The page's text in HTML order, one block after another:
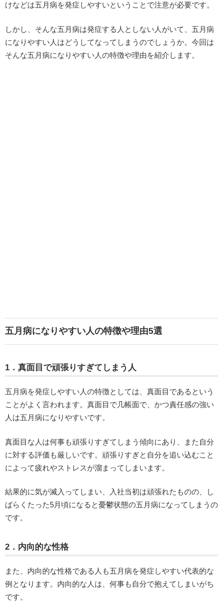
けなどは五月病を発症しやすいということで注意が必要です。
しかし、そんな五月病は発症する人としない人がいて、五月病
になりやすい人はどうしてなってしまうのでしょうか。今回は
そんな五月病になりやすい人の特徴や理由を紹介します。
五月病になりやすい人の特徴や理由5選
1．真面目で頑張りすぎてしまう人
五月病を発症しやすい人の特徴としては、真面目であるという
ことがよく言われます。真面目で几帳面で、かつ責任感の強い
人は五月病になりやすいです。
真面目な人は何事も頑張りすぎてしまう傾向にあり、また自分
に対する評価も厳しいです。頑張りすぎと自分を追い込むこと
によって疲れやストレスが溜まってしまいます。
結果的に気が滅入ってしまい、入社当初は頑張れたものの、し
ばらくたった5月頃になると憂鬱状態の五月病になってしまうの
です。
2．内向的な性格
また、内向的な性格である人も五月病を発症しやすい代表的な
例となります。内向的な人は、何事も自分で抱えてしまいがち
です。